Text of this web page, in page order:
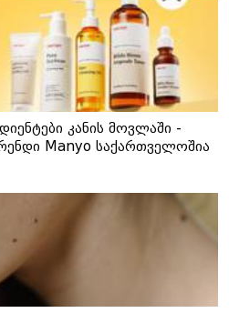
კანის მოვლაში -
Manyo საქართველოშია